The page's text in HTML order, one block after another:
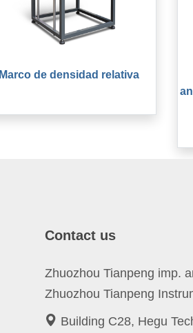
Marco de densidad relativa
Contact us
Zhuozhou Tianpeng imp.
Zhuozhou Tianpeng
Building C28, Hegu